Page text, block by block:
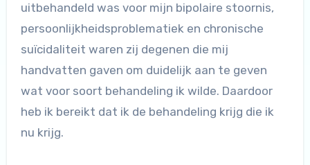
uitbehandeld was voor mijn bipolaire stoornis,
persoonlijkheidsproblematiek en chronische
suïcidaliteit waren zij degenen die mij
handvatten gaven om duidelijk aan te geven
wat voor soort behandeling ik wilde. Daardoor
heb ik bereikt dat ik de behandeling krijg die ik
nu krijg.